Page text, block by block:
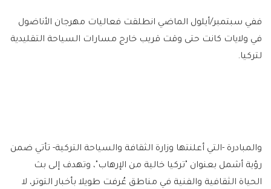
ففي سبتمبر/أيلول الماضي انطلقت فعاليات مهرجان الأناضول
في ولايات كانت حتى وقت قريب خارج مسارات السياحة التقليدية
لتركيا.
والمبادرة -التي أعلنتها وزارة الثقافة والسياحة التركية- تأتي ضمن
رؤية أشمل بعنوان "تركيا خالية من الإرهاب"، وتهدف إلى بث
الحياة الثقافية والفنية في مناطق عُرفت طويلا بأخبار التوتر، لا